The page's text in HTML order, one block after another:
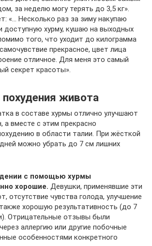
за неделю могу терять до 3,5 кг».
«… Несколько раз за зиму накупаю
доступную хурму, кушаю на выходных
того, что уходит до килограмма
прекрасное, цвет лица
отличное. Для меня это самый
секрет красоты».
живота
в составе хурмы отлично улучшают
а вместе с этим прекрасно
в области талии. При жёсткой
можно убрать до 7 см лишних
с помощью хурмы
хорошие. Девушки, применявшие эти
отсутствие чувства голода, улучшение
хорошую результативность (до 7
Отрицательные отзывы были
аллергию или другие побочные
особенностями конкретного